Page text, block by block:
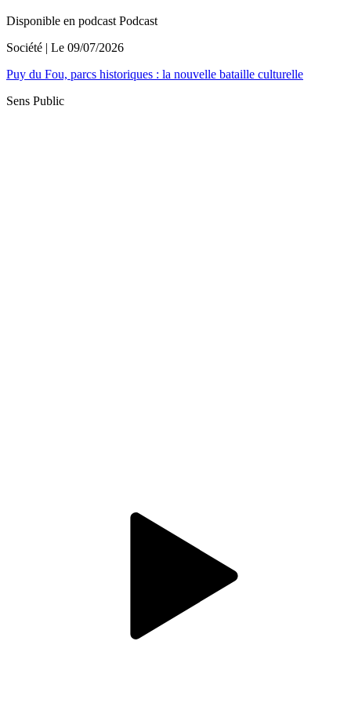
Disponible en podcast Podcast
Société | Le 09/07/2026
Puy du Fou, parcs historiques : la nouvelle bataille culturelle
Sens Public